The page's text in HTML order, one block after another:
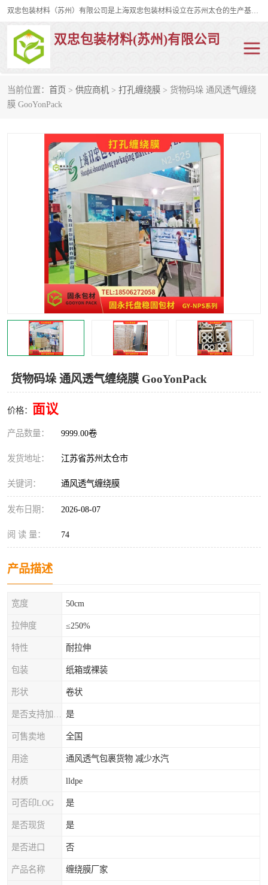
双忠包装材料（苏州）有限公司是上海双忠包装材料设立在苏州太仓的生产基地，占地约2万平米，产品主要有打孔缠绕膜，拉伸蜂窝纸，集装箱充气袋，滑托板，打包带，裹包网兜，防滑纸等箱体和托盘的运输和保护性包材。固永包材®，GooYon Pack®，是我们保护性包装材料的专属品牌。
双忠包装材料(苏州)有限公司
当前位置： 首页 > 供应商机 > 打孔缠绕膜 > 货物码垛 通风透气缠绕
膜 GooYonPack
货物码垛 通风透气缠绕膜 GooYonPack
价格： 面议
产品数量： 9999.00卷
发货地址： 江苏省苏州太仓市
关键词： 通风透气缠绕膜
发布日期： 2026-08-07
阅 读 量： 74
产品描述
宽度 50cm
拉伸度 ≤250%
特性 耐拉伸
包装 纸箱或裸装
形状 卷状
是
可售卖地 全国
用途 通风透气包裹货物 减少水汽
材质 lldpe
可否印LOG 是
是否现货 是
是否进口 否
产品名称 缠绕膜厂家
打孔缠绕膜
裹包网兜 纤维打包带
充气袋
缠绕膜
托盘裹包网兜
托盘捆绑带